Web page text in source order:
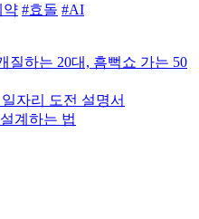
약 #효돌 #AI
질하는 20대, 흠뻑쇼 가는 50
자리 도전 설명서
계하는 법